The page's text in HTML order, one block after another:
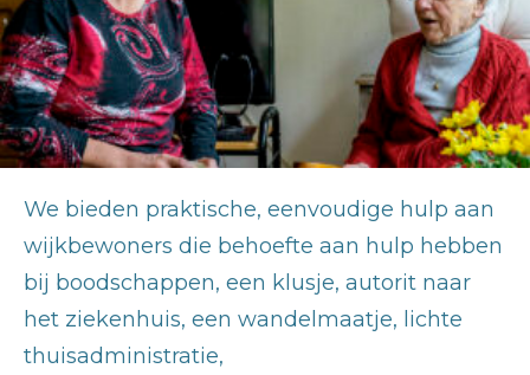
We bieden praktische, eenvoudige hulp aan
wijkbewoners die behoefte aan hulp hebben
bij boodschappen, een klusje, autorit naar
het ziekenhuis, een wandelmaatje, lichte
thuisadministratie,